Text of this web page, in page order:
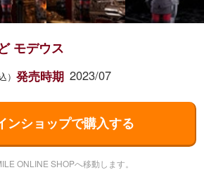
モデウス
） 発売時期 2023/07
ンショップで購入する
ONLINE SHOPへ移動します。